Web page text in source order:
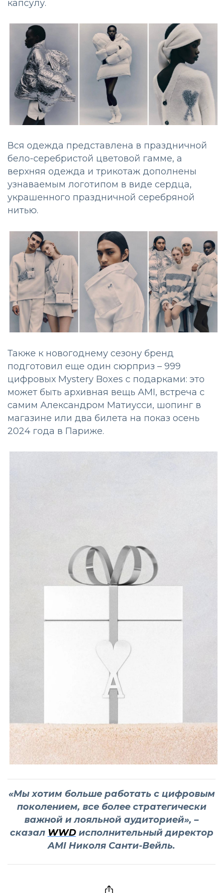
капсулу.
Вся одежда представлена в праздничной
бело-серебристой цветовой гамме, а
верхняя одежда и трикотаж дополнены
узнаваемым логотипом в виде сердца,
украшенного праздничной серебряной
нитью.
Также к новогоднему сезону бренд
подготовил еще один сюрприз – 999
цифровых Mystery Boxes с подарками: это
может быть архивная вещь AMI, встреча с
самим Александром Матиусси, шопинг в
магазине или два билета на показ осень
2024 года в Париже.
«Мы хотим больше работать с цифровым
поколением, все более стратегически
важной и лояльной аудиторией», –
сказал WWD исполнительный директор
AMI Николя Санти-Вейль.